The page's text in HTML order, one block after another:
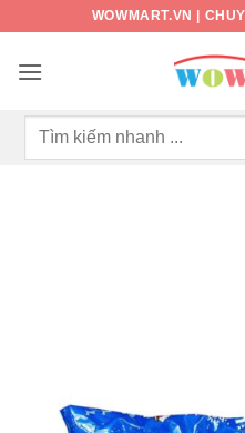
nội
WOWMART.VN |
Tìm